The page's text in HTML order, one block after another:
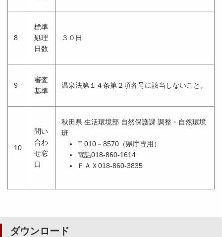
8
標準
処理
日数
３０日
9
審査
基準
温泉法第１４条第２項各号に該当しないこと。
10
問い
合わ
せ窓
口
秋田県 生活環境部 自然保護課 調整・自然環境
班
〒010－8570（県庁専用）
電話018-860-1614
ＦＡＸ018-860-3835
ダウンロード